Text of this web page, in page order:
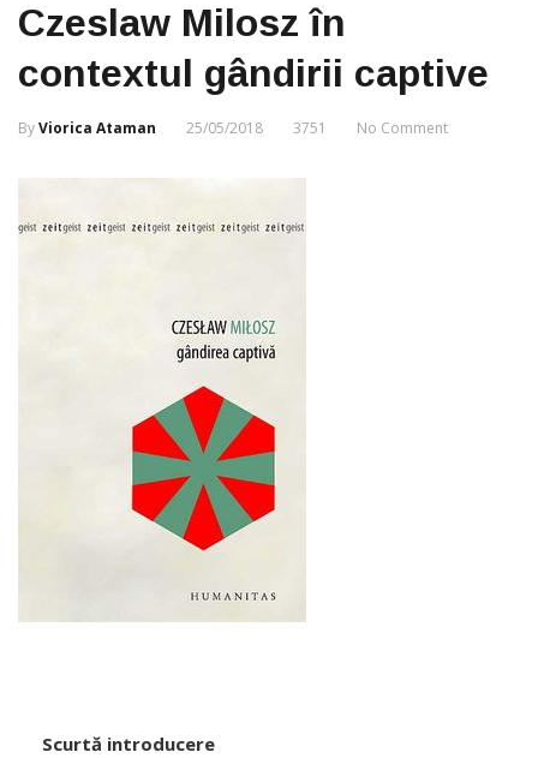
Czeslaw Milosz în
contextul gândirii captive
ByViorica Ataman 25/05/2018 3751 No Comment
Scurtă introducere